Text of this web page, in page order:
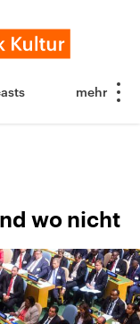
wo nicht